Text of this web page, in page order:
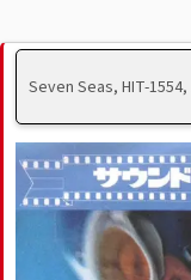
Seven Seas, HIT-1554,